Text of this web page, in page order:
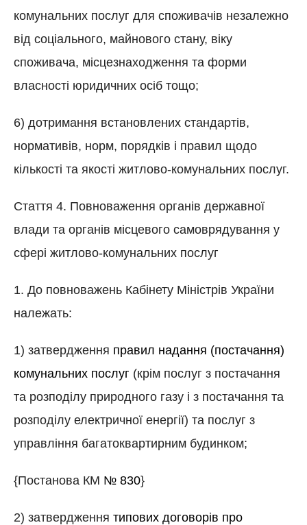
комунальних послуг для споживачів незалежно
від соціального, майнового стану, віку
споживача, місцезнаходження та форми
власності юридичних осіб тощо;
6) дотримання встановлених стандартів,
нормативів, норм, порядків і правил щодо
кількості та якості житлово-комунальних послуг.
Стаття 4. Повноваження органів державної
влади та органів місцевого самоврядування у
сфері житлово-комунальних послуг
1. До повноважень Кабінету Міністрів України
належать:
1) затвердження правил надання (постачання)
комунальних послуг (крім послуг з постачання
та розподілу природного газу і з постачання та
розподілу електричної енергії) та послуг з
управління багатоквартирним будинком;
{Постанова КМ № 830}
2) затвердження типових договорів про